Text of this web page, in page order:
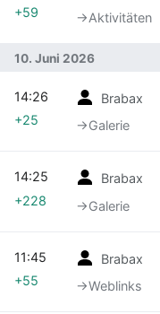
→‎Aktivitäten
+59
10. Juni 2026
Brabax
→‎Galerie
14:26
+25
Brabax
→‎Galerie
14:25
+228
Brabax
→‎Weblinks
11:45
+55